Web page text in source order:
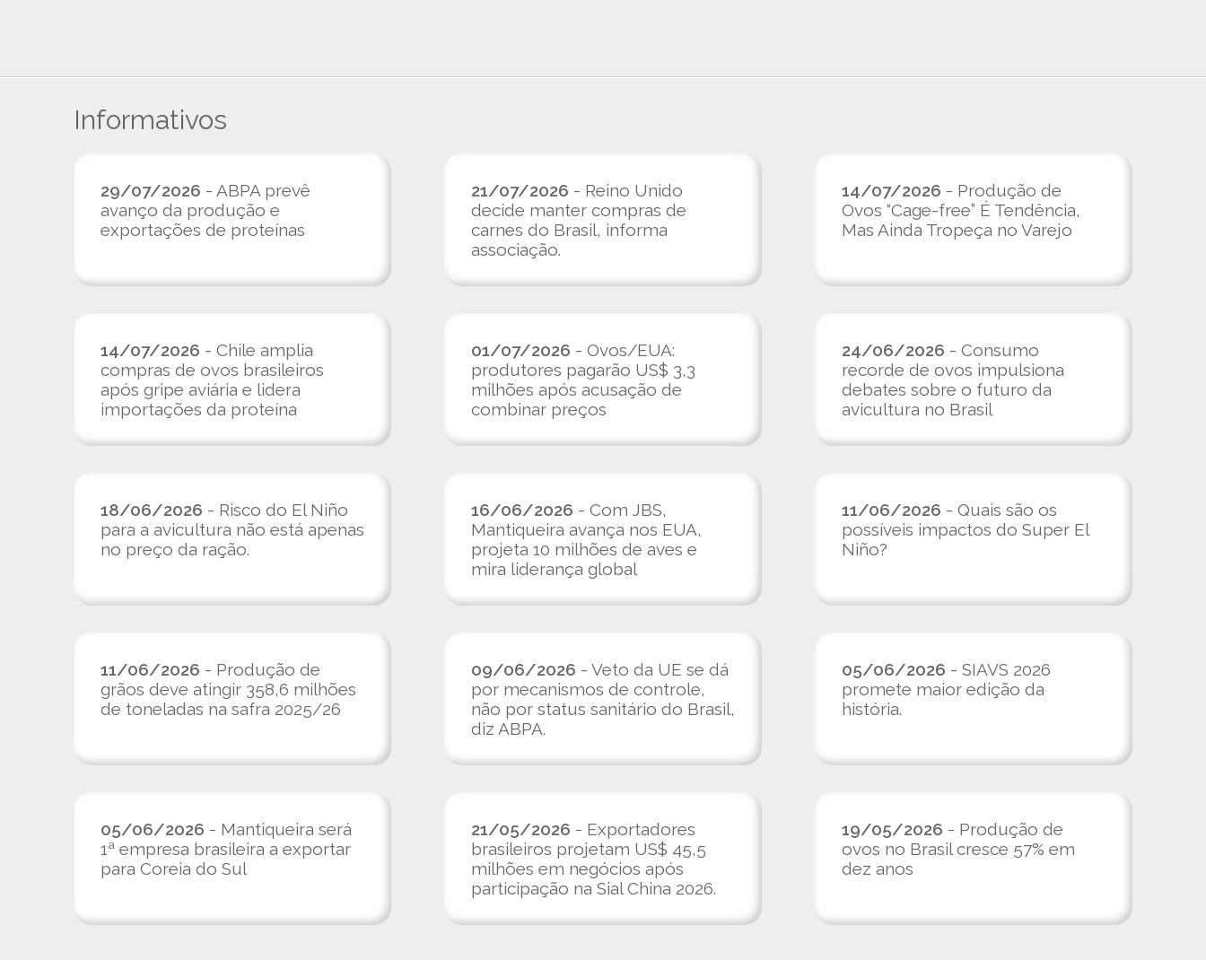
Informativos
29/07/2026 - ABPA prevê
avanço da produção e
exportações de proteínas
21/07/2026 - Reino Unido
decide manter compras de
carnes do Brasil, informa
associação.
14/07/2026 - Produção de
Ovos “Cage-free” É Tendência,
Mas Ainda Tropeça no Varejo
14/07/2026 - Chile amplia
compras de ovos brasileiros
após gripe aviária e lidera
importações da proteína
01/07/2026 - Ovos/EUA:
produtores pagarão US$ 3,3
milhões após acusação de
combinar preços
24/06/2026 - Consumo
recorde de ovos impulsiona
debates sobre o futuro da
avicultura no Brasil
18/06/2026 - Risco do El Niño
para a avicultura não está apenas
no preço da ração.
16/06/2026 - Com JBS,
Mantiqueira avança nos EUA,
projeta 10 milhões de aves e
mira liderança global
11/06/2026 - Quais são os
possíveis impactos do Super El
Niño?
11/06/2026 - Produção de
grãos deve atingir 358,6 milhões
de toneladas na safra 2025/26
09/06/2026 - Veto da UE se dá
por mecanismos de controle,
não por status sanitário do Brasil,
diz ABPA.
05/06/2026 - SIAVS 2026
promete maior edição da
história.
05/06/2026 - Mantiqueira será
1ª empresa brasileira a exportar
para Coreia do Sul
21/05/2026 - Exportadores
brasileiros projetam US$ 45,5
milhões em negócios após
participação na Sial China 2026.
19/05/2026 - Produção de
ovos no Brasil cresce 57% em
dez anos